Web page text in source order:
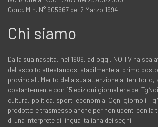
Conc. Min. N° 905667 del 2 Marzo 1994
Chi siamo
Dalla sua nascita, nel 1989, ad oggi, NOITV ha
dell'ascolto attestandosi stabilmente al primo
provinciali. Merito della sua attenzione al territorio,
costantemente con 15 edizioni giornaliere del
cultura, politica, sport, economia. Ogni giorno il
prodotto e trasmesso anche per non udenti con la
di una interprete di lingua italiana dei segni.